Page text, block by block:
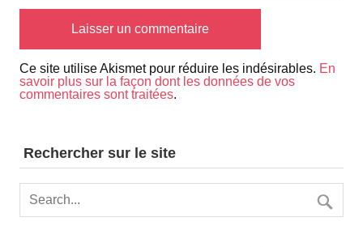
Ce site utilise Akismet pour réduire les indésirables. En
savoir plus sur la façon dont les données de vos
commentaires sont traitées.
Rechercher sur le site